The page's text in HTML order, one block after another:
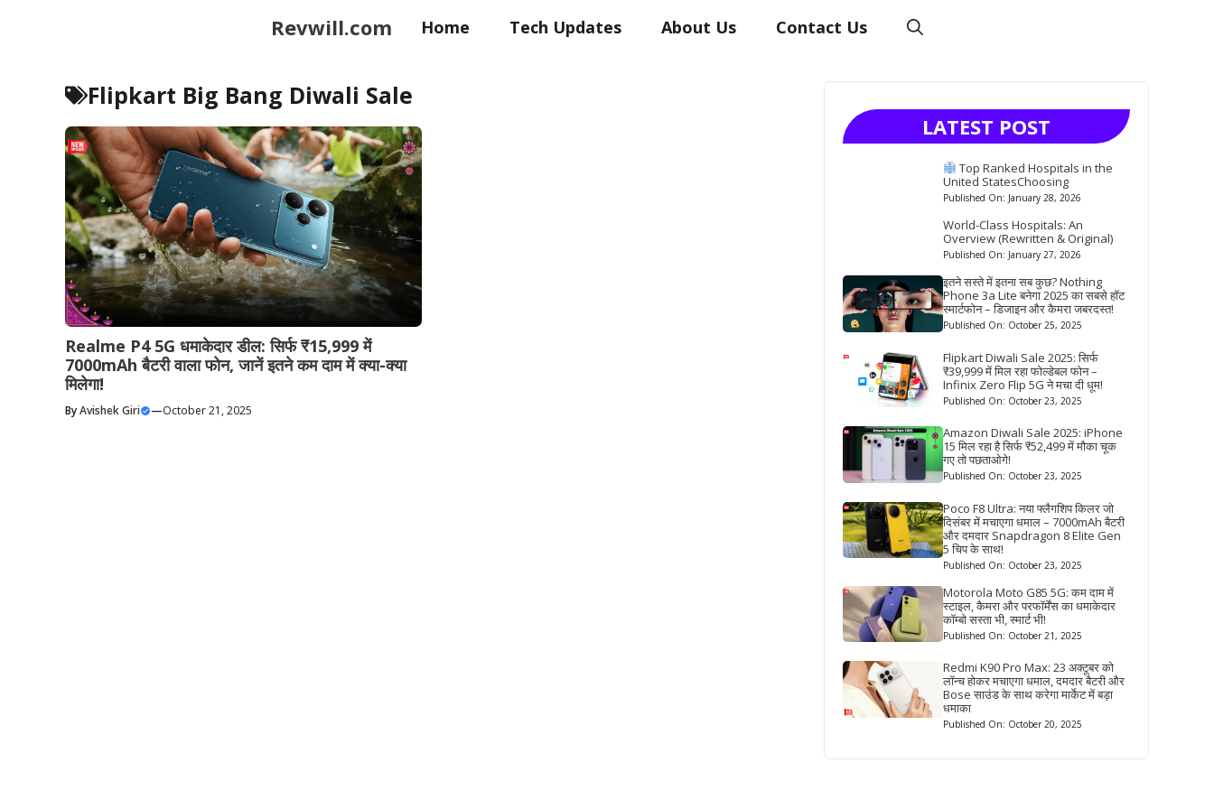
Revwill.com Home Tech Updates About Us Contact Us
Flipkart Big Bang Diwali Sale
Realme P4 5G धमाकेदार डील: सिर्फ ₹15,999 में
7000mAh बैटरी वाला फोन, जानें इतने कम दाम में क्या-क्या
मिलेगा!
ByAvishek Giri —October 21, 2025
LATEST POST
Top Ranked Hospitals in the
United StatesChoosing
Published On: January 28, 2026
World-Class Hospitals: An
Overview (Rewritten & Original)
Published On: January 27, 2026
इतने सस्ते में इतना सब कुछ? Nothing
Phone 3a Lite बनेगा 2025 का सबसे हॉट
स्मार्टफोन – डिजाइन और कैमरा जबरदस्त!
Published On: October 25, 2025
Flipkart Diwali Sale 2025: सिर्फ
₹39,999 में मिल रहा फोल्डेबल फोन –
Infinix Zero Flip 5G ने मचा दी धूम!
Published On: October 23, 2025
Amazon Diwali Sale 2025: iPhone
15 मिल रहा है सिर्फ ₹52,499 में मौका चूक
गए तो पछताओगे!
Published On: October 23, 2025
Poco F8 Ultra: नया फ्लैगशिप किलर जो
दिसंबर में मचाएगा धमाल – 7000mAh बैटरी
और दमदार Snapdragon 8 Elite Gen
5 चिप के साथ!
Published On: October 23, 2025
Motorola Moto G85 5G: कम दाम में
स्टाइल, कैमरा और परफॉर्मेंस का धमाकेदार
कॉम्बो सस्ता भी, स्मार्ट भी!
Published On: October 21, 2025
Redmi K90 Pro Max: 23 अक्टूबर को
लॉन्च होकर मचाएगा धमाल, दमदार बैटरी और
Bose साउंड के साथ करेगा मार्केट में बड़ा
धमाका
Published On: October 20, 2025